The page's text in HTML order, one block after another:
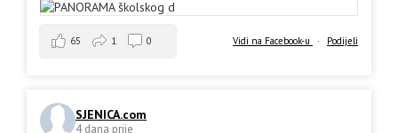
Vidi na Facebook-u · Podijeli
65 1 0
SJENICA.com
4 dana prije